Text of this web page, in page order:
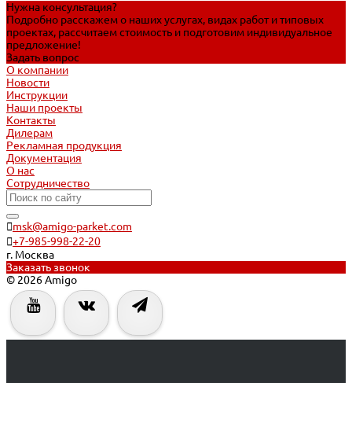
Нужна консультация?
Подробно расскажем о наших услугах, видах работ и типовых
проектах, рассчитаем стоимость и подготовим индивидуальное
предложение!
Задать вопрос
О компании
Новости
Инструкции
Наши проекты
Контакты
Дилерам
Рекламная продукция
Документация
О нас
Сотрудничество
msk@amigo-parket.com
+7-985-998-22-20
г. Москва
Заказать звонок
© 2026 Amigo